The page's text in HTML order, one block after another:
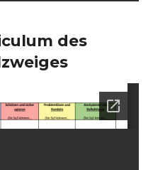
des